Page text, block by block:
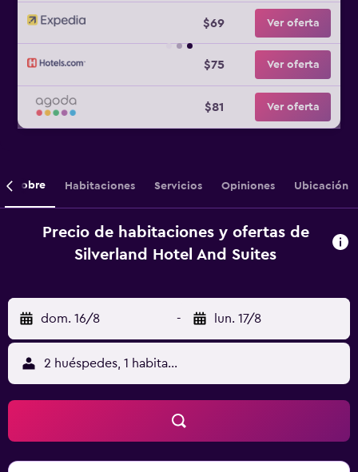
$69 Ver oferta
$75 Ver oferta
$81 Ver oferta
Sobre Habitaciones Servicios Opiniones Ubicación
Precio de habitaciones y ofertas de
Silverland Hotel And Suites
dom. 16/8 - lun. 17/8
2 huéspedes, 1 habitación